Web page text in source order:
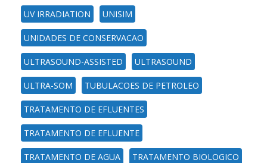
UV IRRADIATION UNISIM
UNIDADES DE CONSERVACAO
ULTRASOUND-ASSISTED ULTRASOUND
ULTRA-SOM TUBULACOES DE PETROLEO
TRATAMENTO DE EFLUENTES
TRATAMENTO DE EFLUENTE
TRATAMENTO DE AGUA TRATAMENTO BIOLOGICO